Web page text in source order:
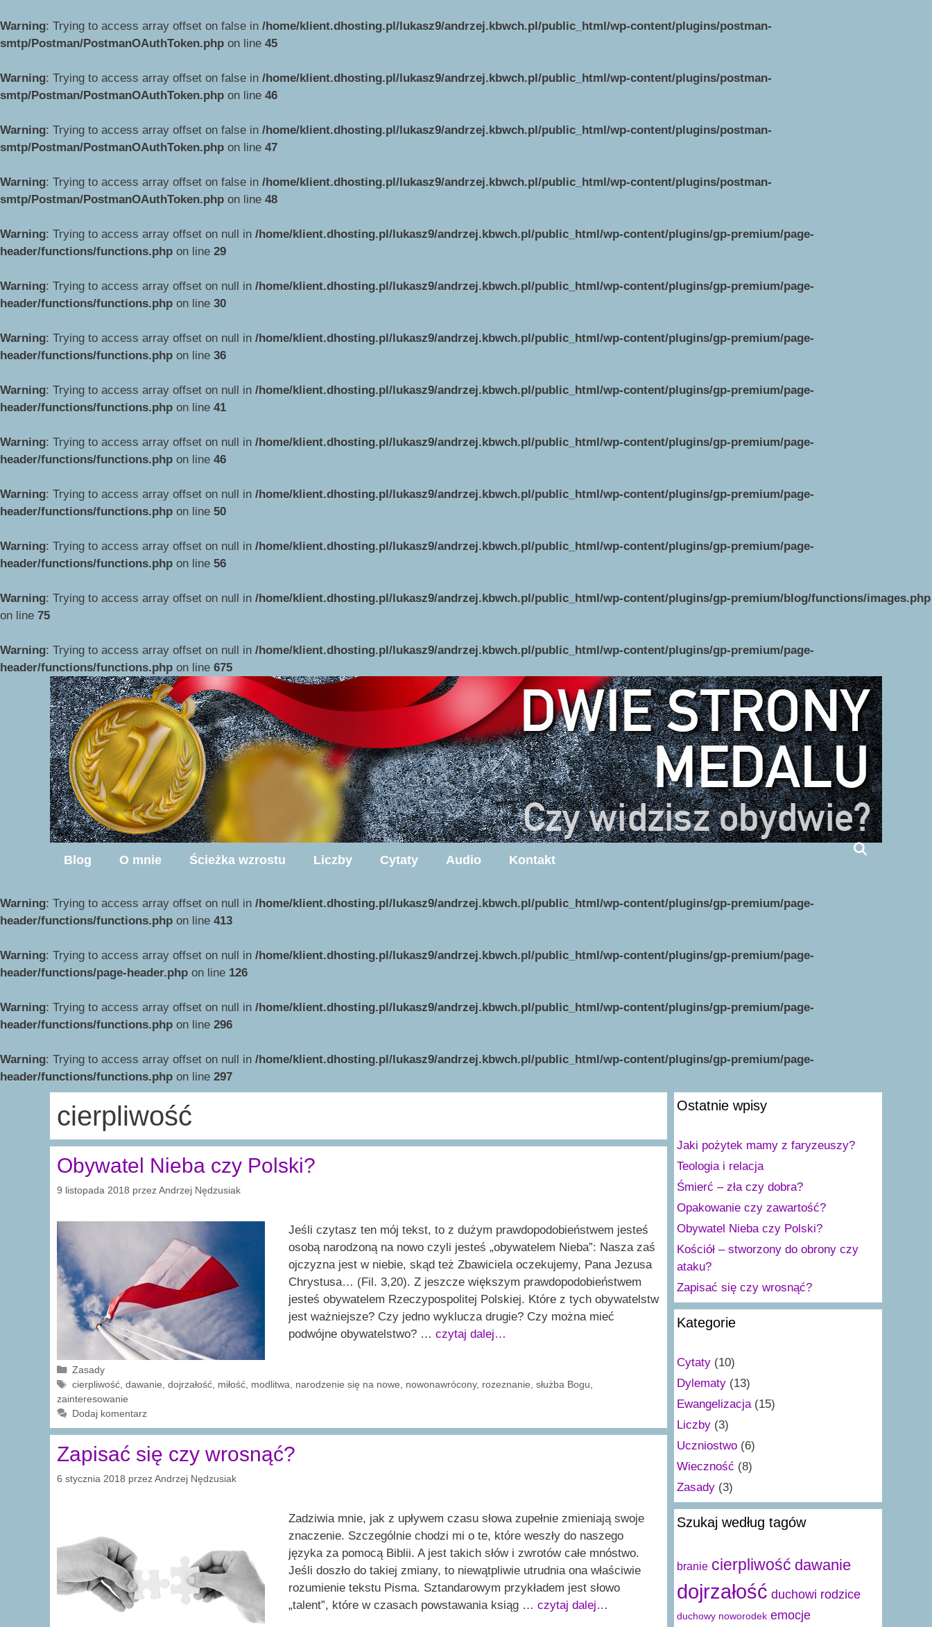
Warning: Trying to access array offset on false in /home/klient.dhosting.pl/lukasz9/andrzej.kbwch.pl/public_html/wp-content/plugins/postman-
smtp/Postman/PostmanOAuthToken.php on line 45
Warning: Trying to access array offset on false in /home/klient.dhosting.pl/lukasz9/andrzej.kbwch.pl/public_html/wp-content/plugins/postman-
smtp/Postman/PostmanOAuthToken.php on line 46
Warning: Trying to access array offset on false in /home/klient.dhosting.pl/lukasz9/andrzej.kbwch.pl/public_html/wp-content/plugins/postman-
smtp/Postman/PostmanOAuthToken.php on line 47
Warning: Trying to access array offset on false in /home/klient.dhosting.pl/lukasz9/andrzej.kbwch.pl/public_html/wp-content/plugins/postman-
smtp/Postman/PostmanOAuthToken.php on line 48
Warning: Trying to access array offset on null in /home/klient.dhosting.pl/lukasz9/andrzej.kbwch.pl/public_html/wp-content/plugins/gp-premium/page-
header/functions/functions.php on line 29
Warning: Trying to access array offset on null in /home/klient.dhosting.pl/lukasz9/andrzej.kbwch.pl/public_html/wp-content/plugins/gp-premium/page-
header/functions/functions.php on line 30
Warning: Trying to access array offset on null in /home/klient.dhosting.pl/lukasz9/andrzej.kbwch.pl/public_html/wp-content/plugins/gp-premium/page-
header/functions/functions.php on line 36
Warning: Trying to access array offset on null in /home/klient.dhosting.pl/lukasz9/andrzej.kbwch.pl/public_html/wp-content/plugins/gp-premium/page-
header/functions/functions.php on line 41
Warning: Trying to access array offset on null in /home/klient.dhosting.pl/lukasz9/andrzej.kbwch.pl/public_html/wp-content/plugins/gp-premium/page-
header/functions/functions.php on line 46
Warning: Trying to access array offset on null in /home/klient.dhosting.pl/lukasz9/andrzej.kbwch.pl/public_html/wp-content/plugins/gp-premium/page-
header/functions/functions.php on line 50
Warning: Trying to access array offset on null in /home/klient.dhosting.pl/lukasz9/andrzej.kbwch.pl/public_html/wp-content/plugins/gp-premium/page-
header/functions/functions.php on line 56
Warning: Trying to access array offset on null in /home/klient.dhosting.pl/lukasz9/andrzej.kbwch.pl/public_html/wp-content/plugins/gp-premium/blog/functions/images.php
on line 75
do
treści
Warning: Trying to access array offset on null in /home/klient.dhosting.pl/lukasz9/andrzej.kbwch.pl/public_html/wp-content/plugins/gp-premium/page-
header/functions/functions.php on line 675
Blog O mnie Ścieżka wzrostu Liczby Cytaty Audio Kontakt
Warning: Trying to access array offset on null in /home/klient.dhosting.pl/lukasz9/andrzej.kbwch.pl/public_html/wp-content/plugins/gp-premium/page-
header/functions/functions.php on line 413
Warning: Trying to access array offset on null in /home/klient.dhosting.pl/lukasz9/andrzej.kbwch.pl/public_html/wp-content/plugins/gp-premium/page-
header/functions/page-header.php on line 126
Warning: Trying to access array offset on null in /home/klient.dhosting.pl/lukasz9/andrzej.kbwch.pl/public_html/wp-content/plugins/gp-premium/page-
header/functions/functions.php on line 296
Warning: Trying to access array offset on null in /home/klient.dhosting.pl/lukasz9/andrzej.kbwch.pl/public_html/wp-content/plugins/gp-premium/page-
header/functions/functions.php on line 297
cierpliwość
Obywatel Nieba czy Polski?
9 listopada 2018 przezAndrzej Nędzusiak
Jeśli czytasz ten mój tekst, to z dużym prawdopodobieństwem jesteś
osobą narodzoną na nowo czyli jesteś „obywatelem Nieba”: Nasza zaś
ojczyzna jest w niebie, skąd też Zbawiciela oczekujemy, Pana Jezusa
Chrystusa… (Fil. 3,20). Z jeszcze większym prawdopodobieństwem
jesteś obywatelem Rzeczypospolitej Polskiej. Które z tych obywatelstw
jest ważniejsze? Czy jedno wyklucza drugie? Czy można mieć
podwójne obywatelstwo? … czytaj dalej…
Kategorie
Zasady
Tagi
cierpliwość, dawanie dojrzałość, miłość, modlitwa narodzenie się na nowe nowonawrócony, rozeznanie służba Bogu
zainteresowanie
Dodaj komentarz
Zapisać się czy wrosnąć?
6 stycznia 2018 przezAndrzej Nędzusiak
Zadziwia mnie, jak z upływem czasu słowa zupełnie zmieniają swoje
znaczenie. Szczególnie chodzi mi o te, które weszły do naszego
języka za pomocą Biblii. A jest takich słów i zwrotów całe mnóstwo.
Jeśli doszło do takiej zmiany, to niewątpliwie utrudnia ona właściwie
rozumienie tekstu Pisma. Sztandarowym przykładem jest słowo
„talent”, które w czasach powstawania ksiąg … czytaj dalej…
Ostatnie wpisy
Jaki pożytek mamy z faryzeuszy?
Teologia i relacja
Śmierć – zła czy dobra?
Opakowanie czy zawartość?
Obywatel Nieba czy Polski?
Kościół – stworzony do obrony czy
ataku?
Zapisać się czy wrosnąć?
Kategorie
Cytaty (10)
Dylematy (13)
Ewangelizacja(15)
Liczby (3)
Uczniostwo (6)
Wieczność (8)
Zasady (3)
Szukaj według tagów
branie cierpliwość dawanie
dojrzałość duchowi rodzice
duchowy noworodek emocje